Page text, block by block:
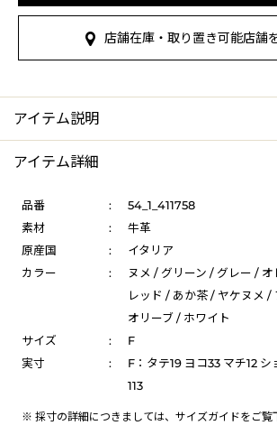
店舗在庫・取り置き可能店舗
アイテム説明
アイテム詳細
品番 :
54_1_411758
素材
:
牛革
原産国
:
イタリア
カラー
:
ヌメ / グリーン / グレー /
レッド / あか茶 / ヤケヌメ /
オリーブ / ホワイト
サイズ
:
F
実寸
:
F：タテ19 ヨコ33 マチ12
113
※ 採寸の詳細につきましては、 サイズガイドをご覧